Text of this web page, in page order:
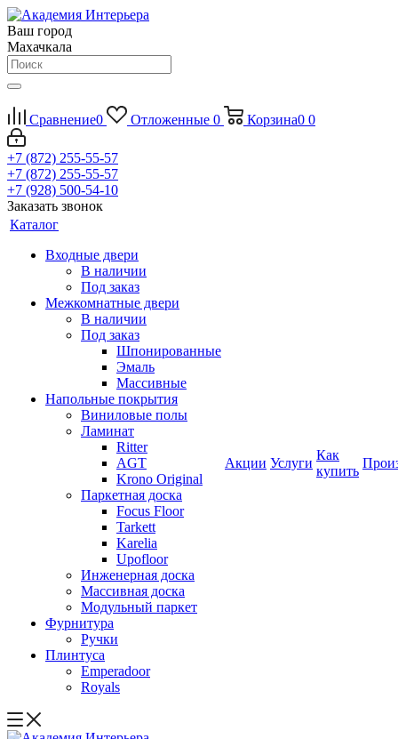
Ваш город
Махачкала
Сравнение0 Отложенные 0 Корзина0 0
+7 (872) 255-55-57
+7 (872) 255-55-57
+7 (928) 500-54-10
Заказать звонок
Каталог
Входные двери
В наличии
Под заказ
Межкомнатные двери
В наличии
Под заказ
Шпонированные
Эмаль
Массивные
Напольные покрытия
Виниловые полы
Ламинат
Ritter
AGT
Krono Original
Паркетная доска
Focus Floor
Tarkett
Karelia
Upofloor
Инженерная доска
Массивная доска
Модульный паркет
Фурнитура
Ручки
Плинтуса
Emperadoor
Royals
Акции Услуги
Как
купить